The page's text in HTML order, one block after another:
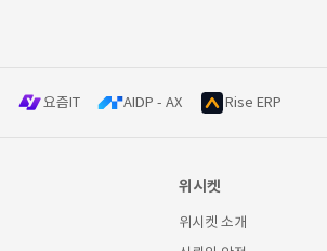
요즘IT AIDP - AX Rise ERP
위시켓
위시켓 소개